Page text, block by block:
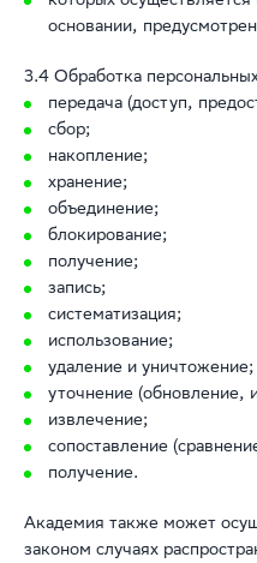
основании,
3.4 Обработка
передача (доступ,
сбор;
накопление;
хранение;
объединение;
блокирование;
получение;
запись;
систематизация;
использование;
удаление и уничтожение;
уточнение (обновление,
извлечение;
сопоставление
получение.
Академия также может
законом случаях